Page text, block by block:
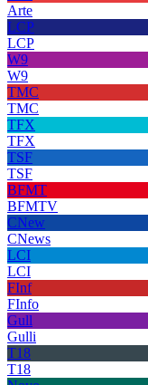
Arte
LCP
LCP
W9
W9
TMC
TMC
TFX
TFX
TSF
TSF
BFMT
BFMTV
CNew
CNews
LCI
LCI
FInf
FInfo
Gull
Gulli
T18
T18